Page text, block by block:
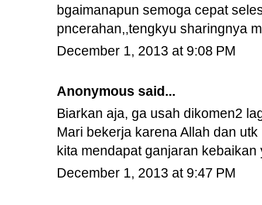
bgaimanapun semoga cepat
pncerahan,,tengkyu sharingnya
December 1, 2013 at 9:08 PM
Anonymous said...
Biarkan aja, ga usah dikomen2
Mari bekerja karena Allah dan
kita mendapat ganjaran
December 1, 2013 at 9:47 PM